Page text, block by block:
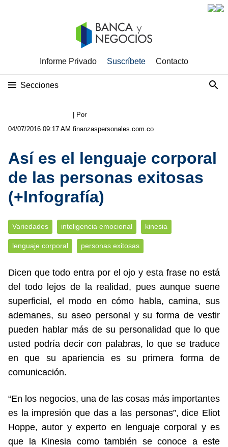
Informe Privado Suscríbete Contacto
Secciones
04/07/2016 09:17 AM
| Por
finanzaspersonales.com.co
Así es el lenguaje corporal
de las personas exitosas
(+Infografía)
Variedades inteligencia emocional kinesia
lenguaje corporal personas exitosas
Dicen que todo entra por el ojo y esta frase no está
del todo lejos de la realidad, pues aunque suene
superficial, el modo en cómo habla, camina, sus
ademanes, su aseo personal y su forma de vestir
pueden hablar más de su personalidad que lo que
usted podría decir con palabras, lo que se traduce
en que su apariencia es su primera forma de
comunicación.
“En los negocios, una de las cosas más importantes
es la impresión que das a las personas”, dice Eliot
Hoppe, autor y experto en lenguaje corporal y es
que la Kinesia como también se conoce a este